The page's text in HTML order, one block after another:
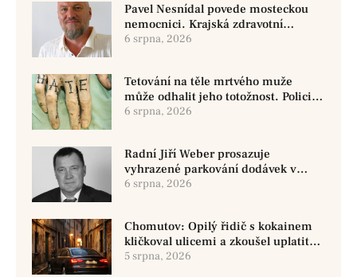
Pavel Nesnídal povede mosteckou
nemocnici. Krajská zdravotní
oznámila změnu ve vedení
6 srpna, 2026
Tetování na těle mrtvého muže
může odhalit jeho totožnost. Policie
žádá o pomoc
6 srpna, 2026
Radní Jiří Weber prosazuje
vyhrazené parkování dodávek v
Chomutově
6 srpna, 2026
Chomutov: Opilý řidič s kokainem
kličkoval ulicemi a zkoušel uplatit
policisty
5 srpna, 2026